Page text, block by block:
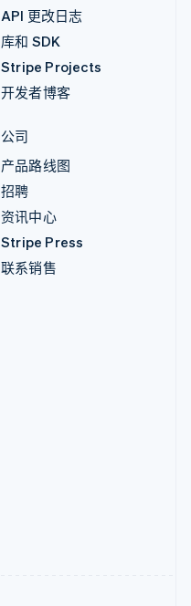
API 更改日志
库和 SDK
Stripe Projects
开发者博客
公司
产品路线图
招聘
资讯中心
Stripe Press
联系销售